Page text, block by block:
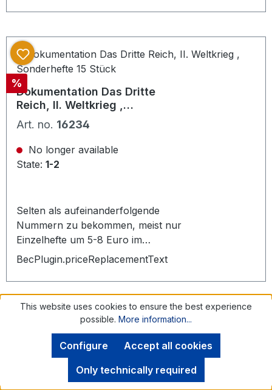
Kommandeure und
schlesischen Kriegen und im
Siebenjährigen Krieg" (Klappentext).
Mit Reproduktionen von 100
farbigen Tafeln. - Sehr Gutes
Exemplar.,
Discount
%
Dokumentation Das Dritte
Reich, II. Weltkrieg ,
Sonderhefte 15 Stück
Art. no. 16234
No longer available
State: 1-2
Selten als aufeinanderfolgende
Nummern zu bekommen, meist nur
Einzelhefte um 5-8 Euro im
Antiquariatshendel erhältlich. Viele
interessante Texte und
zeitgenössiche Buntbilder/
Propagandafotos von deutschen
Kriegsberichterstatterr. Das III.
Reich, Zentner, Christian (Hg.).
Hamburg, John Jahr Verlag, 1974.
Schöner Zustand., Heft 7-15, Inhalt:
Panzer, 2x Luftwaffe, 2x Marine,
Heer, Kreta, Kaukasus, Pioniere,
BecPlugin.priceReplacementText
Forschungsamt der BW: Das
Deutsche Reich und der (2.)
This website uses cookies to ensure the best experience
possible. More information...
Only technically required
Configure Accept all cookies